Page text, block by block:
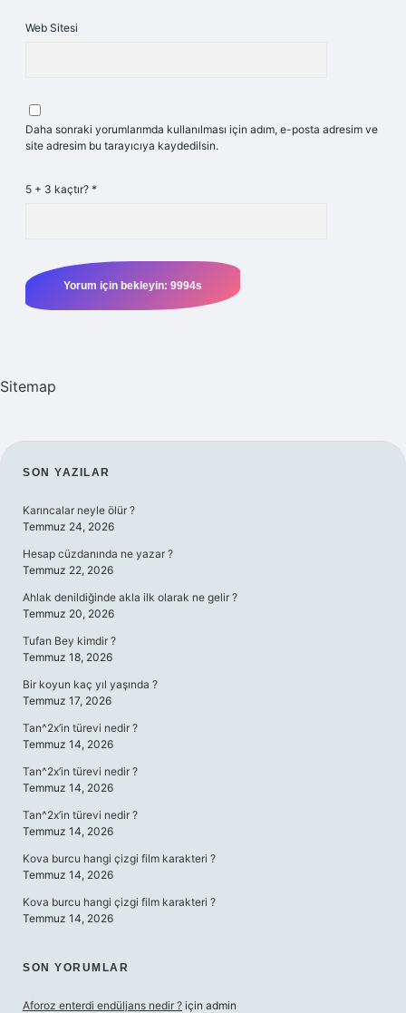
Web Sitesi
Daha sonraki yorumlarımda kullanılması için adım, e-posta adresim ve
site adresim bu tarayıcıya kaydedilsin.
5 + 3 kaçtır? *
Sitemap
SIDEBAR
SON YAZILAR
Karıncalar neyle ölür ?
Temmuz 24, 2026
Hesap cüzdanında ne yazar ?
Temmuz 22, 2026
Ahlak denildiğinde akla ilk olarak ne gelir ?
Temmuz 20, 2026
Tufan Bey kimdir ?
Temmuz 18, 2026
Bir koyun kaç yıl yaşında ?
Temmuz 17, 2026
Tan^2x’in türevi nedir ?
Temmuz 14, 2026
Tan^2x’in türevi nedir ?
Temmuz 14, 2026
Tan^2x’in türevi nedir ?
Temmuz 14, 2026
Kova burcu hangi çizgi film karakteri ?
Temmuz 14, 2026
Kova burcu hangi çizgi film karakteri ?
Temmuz 14, 2026
SON YORUMLAR
Aforoz enterdi endüljans nedir ? için admin